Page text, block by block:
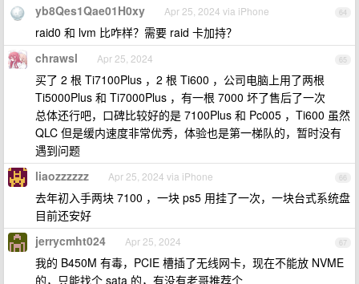
64
yb8Qes1Qae01H0xy Apr 25, 2024 via iPhone
raid0 和 lvm 比咋样？需要 raid 卡加持？
65
chrawsl Apr 25, 2024
买了 2 根 Ti7100Plus ，2 根 Ti600 ，公司电脑上用了两根
Ti5000Plus 和 Ti7000Plus ，有一根 7000 坏了售后了一次
总体还行吧，口碑比较好的是 7100Plus 和 Pc005 ，Ti600 虽然
QLC 但是缓内速度非常优秀，体验也是第一梯队的，暂时没有
遇到问题
66
liaozzzzzz Apr 25, 2024 via iPhone
去年初入手两块 7100 ，一块 ps5 用挂了一次，一块台式系统盘
目前还安好
67
jerrycmht024 Apr 25, 2024
我的 B450M 有毒，PCIE 槽插了无线网卡，现在不能放 NVME
的，只能找个 sata 的，有没有老哥推荐个